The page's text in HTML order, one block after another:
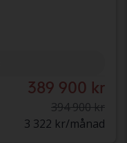
389 900 kr
394 900 kr
3 322 kr/månad